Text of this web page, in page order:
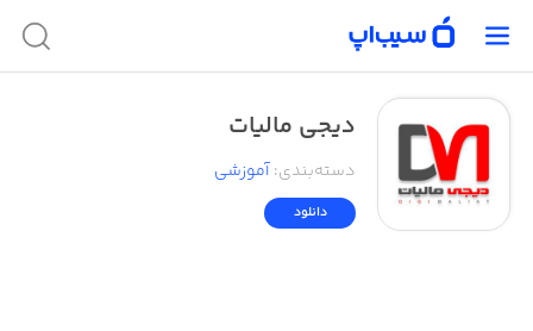
دیجی مالیات
دسته‌بندی:آموزشی
دانلود